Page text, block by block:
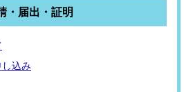
・届出・証明
込み